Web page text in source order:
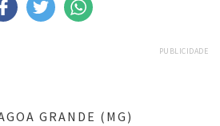
PUBLICIDADE
GRANDE (MG)